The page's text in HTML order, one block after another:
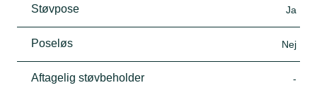
Støvpose Ja
Poseløs Nej
Aftagelig støvbeholder -